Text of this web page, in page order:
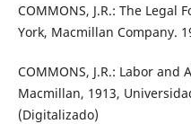
COMMONS, J.R.: The Legal
York, Macmillan Company.
COMMONS, J.R.: Labor
Macmillan, 1913,
(Digitalizado)